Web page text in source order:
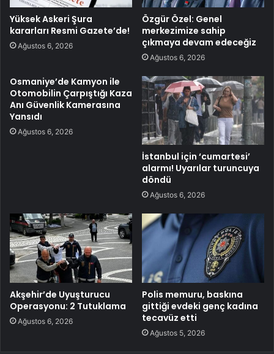
Yüksek Askeri Şura
kararları Resmi Gazete’de!
Ağustos 6, 2026
Özgür Özel: Genel
merkezimize sahip
çıkmaya devam edeceğiz
Ağustos 6, 2026
Osmaniye’de Kamyon ile
Otomobilin Çarpıştığı Kaza
Anı Güvenlik Kamerasına
Yansıdı
Ağustos 6, 2026
İstanbul için ‘cumartesi’
alarmı! Uyarılar turuncuya
döndü
Ağustos 6, 2026
Akşehir’de Uyuşturucu
Operasyonu: 2 Tutuklama
Ağustos 6, 2026
Polis memuru, baskına
gittiği evdeki genç kadına
tecavüz etti
Ağustos 5, 2026